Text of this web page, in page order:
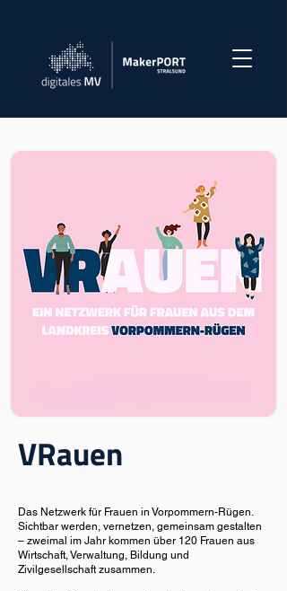
VRauen
Das Netzwerk für Frauen in Vorpommern-Rügen.
Sichtbar werden, vernetzen, gemeinsam gestalten
– zweimal im Jahr kommen über 120 Frauen aus
Wirtschaft, Verwaltung, Bildung und
Zivilgesellschaft zusammen.